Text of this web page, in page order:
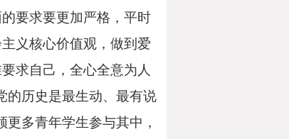
要求要更加严格，平时
义核心价值观，做到爱
求自己，全心全意为人
的历史是最生动、最有说
多青年学生参与其中，